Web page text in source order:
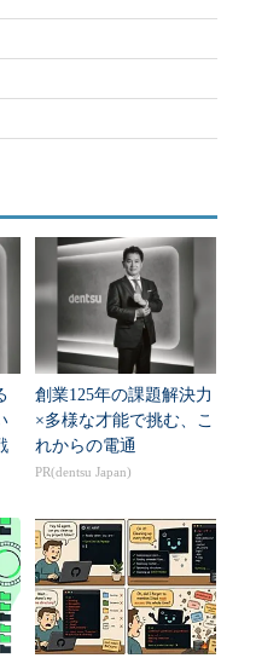
マンドが利用する環境
タベースディレクト
、データファイル
）の位置を指定しま
）を用いて、
「DB_HOME」に指定
BerkeleyDB.4.6」にイ
ファイルか
しています。また、-c
除を行っています。
データファイルでなくトラン
ザクションログファイルの
トが実行されることで、最
創業125年の課題解決力
×多様な才能で挑む、こ
れからの電通
PR(dentsu Japan)